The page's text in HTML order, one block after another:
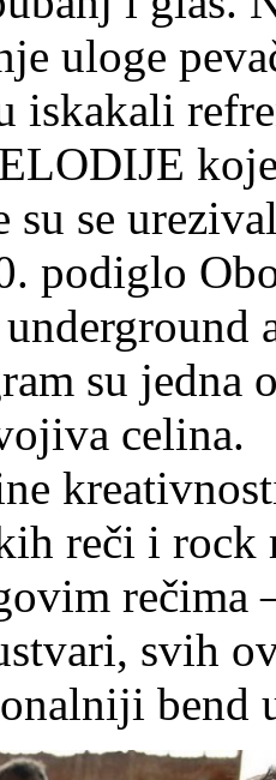
uloge
iskakali
su se
podiglo
su jedna
celina.
reči i
rečima
svih
bend